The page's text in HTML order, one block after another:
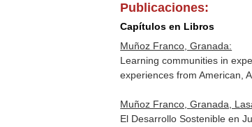
Publicaciones:
Capítulos en Libros
Muñoz Franco, Granada:
Learning communities in
experiences from American,
Muñoz Franco, Granada,
El Desarrollo Sostenible en